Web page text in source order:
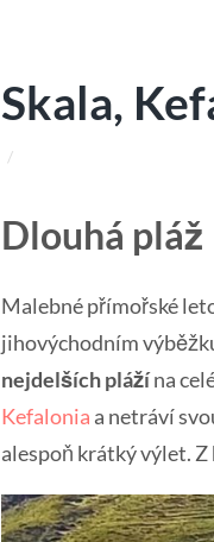
Skala,
/
Dlouhá pláž
Malebné přímořské
jihovýchodním
nejdelších plážína
Kefalonia a netráví
alespoň krátký výlet.